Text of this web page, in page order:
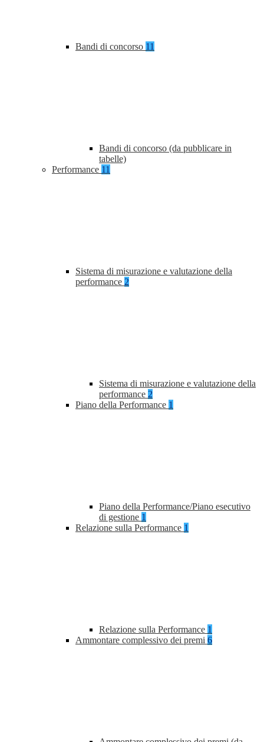
Bandi di concorso 11
Bandi di concorso (da pubblicare in
tabelle)
Performance 11
Sistema di misurazione e valutazione della
performance 2
Sistema di misurazione e valutazione della
performance 2
Piano della Performance 1
Piano della Performance/Piano esecutivo
di gestione 1
Relazione sulla Performance 1
Relazione sulla Performance 1
Ammontare complessivo dei premi 6